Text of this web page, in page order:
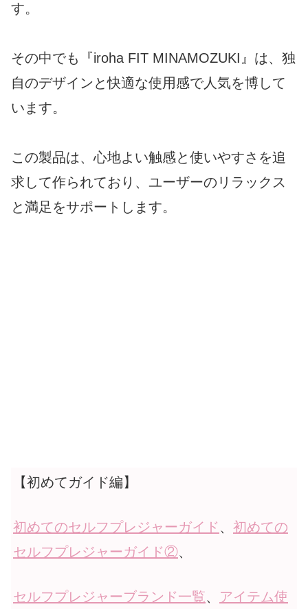
す。
その中でも『iroha FIT MINAMOZUKI』は、独
自のデザインと快適な使用感で人気を博して
います。
この製品は、心地よい触感と使いやすさを追
求して作られており、ユーザーのリラックス
と満足をサポートします。
【初めてガイド編】
初めてのセルフプレジャーガイド 、 初めての
セルフプレジャーガイド②、
セルフプレジャーブランド一覧、 アイテム使